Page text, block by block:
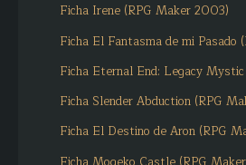
Ficha Irene (RPG Maker 2003)
Ficha El Fantasma de mi Pasado
Ficha Eternal End: Legacy
Ficha Slender Abduction (RPG
Ficha El Destino de Aron (RPG